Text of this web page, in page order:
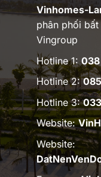
Vinhomes-
phân phối
Vingroup
Hotline 1:038
Hotline 2:085
Hotline 3:
Website:
Website: